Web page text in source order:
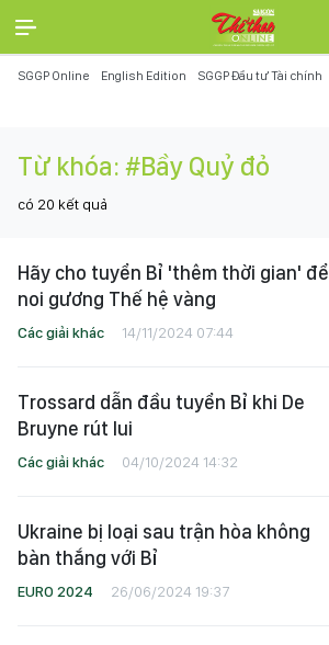
SGGP Online English Edition SGGP Đầu tư Tài chính
Từ khóa: #Bầy Quỷ đỏ
có 20 kết quả
Hãy cho tuyển Bỉ 'thêm thời gian' để
noi gương Thế hệ vàng
Các giải khác 14/11/2024 07:44
Trossard dẫn đầu tuyển Bỉ khi De
Bruyne rút lui
Các giải khác 04/10/2024 14:32
Ukraine bị loại sau trận hòa không
bàn thắng với Bỉ
EURO 2024 26/06/2024 19:37